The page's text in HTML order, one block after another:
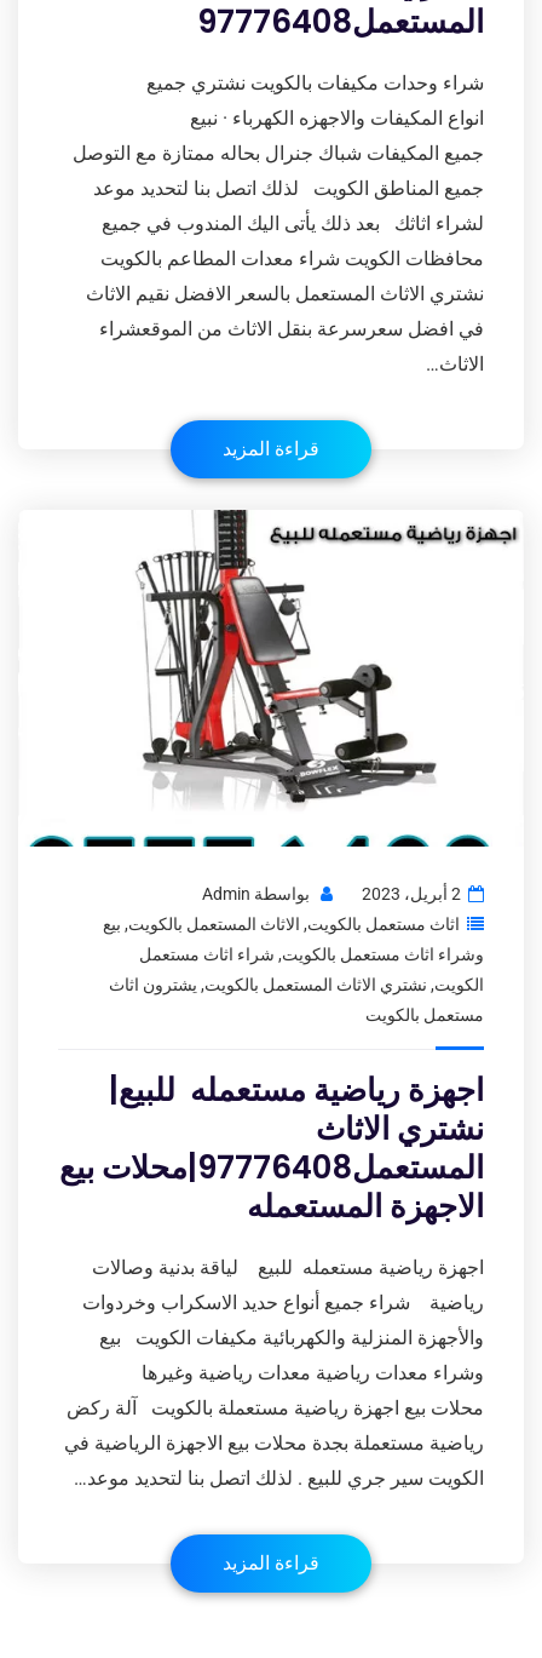
المستعمل97776408
شراء وحدات مكيفات بالكويت نشتري جميع
انواع المكيفات والاجهزه الكهرباء · نبيع
جميع المكيفات شباك جنرال بحاله ممتازة مع التوصل
جميع المناطق الكويت لذلك اتصل بنا لتحديد موعد
لشراء اثاثك بعد ذلك يأتى اليك المندوب في جميع
محافظات الكويت شراء معدات المطاعم بالكويت
نشتري الاثاث المستعمل بالسعر الافضل نقيم الاثاث
في افضل سعرسرعة بنقل الاثاث من الموقعشراء
الاثاث…
قراءة المزيد
2 أبريل، 2023 بواسطة Admin
اثاث مستعمل بالكويت, الاثاث المستعمل بالكويت, بيع
وشراء اثاث مستعمل بالكويت, شراء اثاث مستعمل
الكويت, نشتري الاثاث المستعمل بالكويت, يشترون اثاث
مستعمل بالكويت
اجهزة رياضية مستعمله للبيع|
نشتري الاثاث
المستعمل97776408|محلات بيع
الاجهزة المستعمله
اجهزة رياضية مستعمله للبيع لياقة بدنية وصالات
رياضية شراء جميع أنواع حديد الاسكراب وخردوات
والأجهزة المنزلية والكهربائية مكيفات الكويت بيع
وشراء معدات رياضية معدات رياضية وغيرها
محلات بيع اجهزة رياضية مستعملة بالكويت آلة ركض
رياضية مستعملة بجدة محلات بيع الاجهزة الرياضية في
الكويت سير جري للبيع . لذلك اتصل بنا لتحديد موعد…
قراءة المزيد